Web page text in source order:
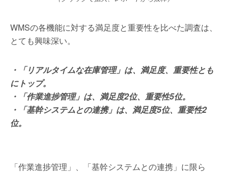
WMSの各機能に対する満足度と重要性を比べた調査は、
とても興味深い。
・「リアルタイムな在庫管理」は、満足度、重要性とも
にトップ。
・「作業進捗管理」は、満足度2位、重要性5位。
・「基幹システムとの連携」は、満足度5位、重要性2
位。
「作業進捗管理」、「基幹システムとの連携」に限ら